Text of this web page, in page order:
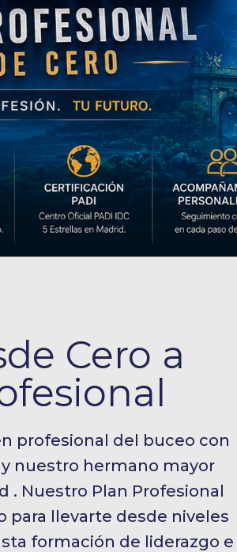
Cero a
profesional del buceo con
nuestro hermano mayor
. Nuestro Plan Profesional
para llevarte desde niveles
formación de liderazgo e